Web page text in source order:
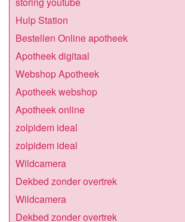
Hulp Station
Bestellen Online apotheek
Apotheek digitaal
Webshop Apotheek
Apotheek webshop
Apotheek online
zolpidem ideal
zolpidem ideal
Wildcamera
Dekbed zonder overtrek
Wildcamera
Dekbed zonder overtrek